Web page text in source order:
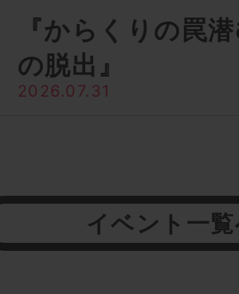
『からくりの罠
の脱出』
2026.07.31
イベント一